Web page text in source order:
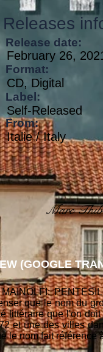
Releases
Release date:
February 26,
Format:
CD, Digital
Label:
From:
Self-Released
Italie / Italy
Marc
(GOOGLE
que le nom du
littéraire que l'on
et une des villes
le nom fait